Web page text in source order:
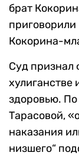
брат
приговорили
Кокорина-
Суд признал
хулиганстве
здоровью. По
Тарасовой,
наказания
низшего“